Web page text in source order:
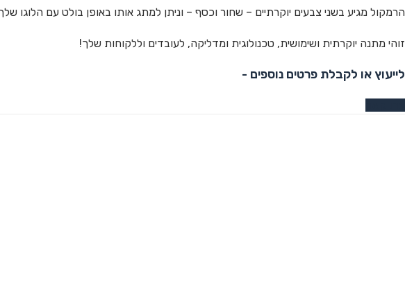
הרמקול מגיע בשני צבעים יוקרתיים – שחור וכסף – וניתן למתג אותו באופן בולט עם הלוגו
זוהי מתנה יוקרתית ושימושית, טכנולוגית ומדליקה, לעובדים וללקוחות שלך!
לייעוץ או לקבלת פרטים נוספים -